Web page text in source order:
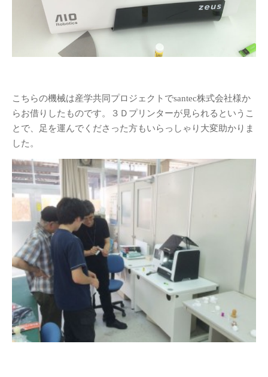
(1)
卒業制作(28)
授業(208)
産学連携(16)
行事(39)
講義授業「プロダクトデザイン
論」
講義授業「ものづくりの法律」
(7)
教員紹介
リンク
ジュエリーデザインコー
ス
名古屋造形大学
建築／インテリアデザイ
ンコース
こちらの機械は産学共同プロジェクトでsantec株式会社様か
らお借りしたものです。３Ｄプリンターが見られるというこ
とで、足を運んでくださった方もいらっしゃり大変助かりま
した。